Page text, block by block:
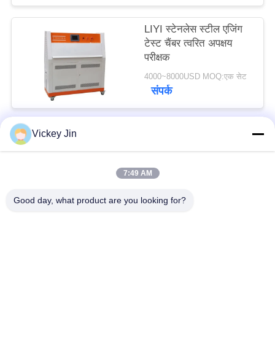
LIYI स्टेनलेस स्टील एजिंग
टेस्ट चैंबर त्वरित अपक्षय
परीक्षक
4000~8000USD MOQ:एक सेट
संपर्क
लोकप्रिय श्रेणियां
Vickey Jin
7:49 AM
Good day, what product are you looking for?